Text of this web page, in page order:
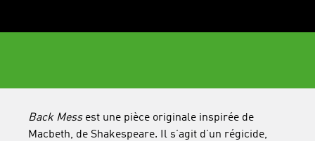
Back Messest une pièce originale inspirée de
Macbeth, de Shakespeare. Il s’agit d’un régicide,